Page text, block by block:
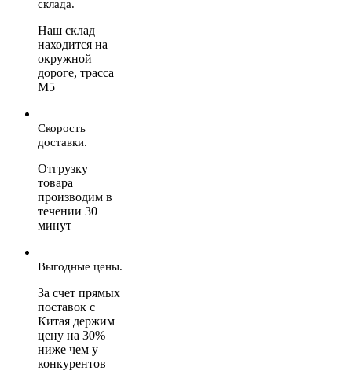
склада.
Наш склад
находится на
окружной
дороге, трасса
М5
Скорость
доставки.
Отгрузку
товара
производим в
течении 30
минут
Выгодные цены.
За счет прямых
поставок с
Китая держим
цену на 30%
ниже чем у
конкурентов